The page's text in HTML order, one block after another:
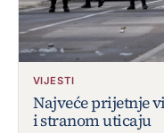
VIJESTI
Najveće prijetnje
i stranom uticaju